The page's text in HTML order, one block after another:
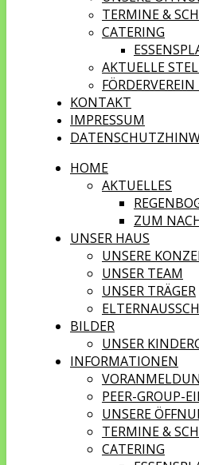
TERMINE &
CATERING
AKTUELLE
KONTAKT
IMPRESSUM
HOME
AKTUELLES
ZUM
UNSER HAUS
UNSERE
UNSER TEAM
UNSER TRÄGER
BILDER
UNSER
INFORMATIONEN
PEER-GROUP-
UNSERE
TERMINE &
CATERING